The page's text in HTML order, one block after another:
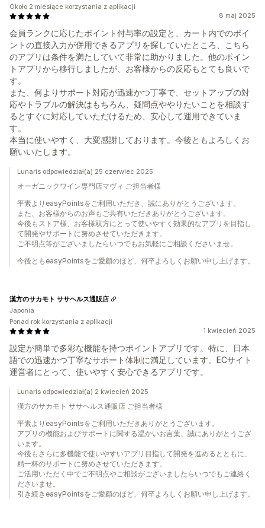
8 maj 2025
会員ランクに応じたポイント付与率の設定と、カート内でのポイ
ントの直接入力が併用できるアプリを探していたところ、こちら
のアプリは条件を満たしていて非常に助かりました。他のポイン
トアプリから移行しましたが、お客様からの反応もとても良いで
す。
また、何よりサポート対応が迅速かつ丁寧で、セットアップの対
応やトラブルの解決はもちろん、疑問点ややりたいことを相談す
るとすぐに対応していただけるため、安心して運用できていま
す。
本当に使いやすく、大変感謝しております。今後ともよろしくお
願いいたします。
Około 2 miesiące korzystania z aplikacji
Lunaris odpowiedział(a) 25 czerwiec 2025
オーガニックワイン専門店マヴィ ご担当者様
平素よりeasyPointsをご利用いただき、誠にありがとうございます。
また、お客様からのお声もご共有いただきありがとうございます。
今後もストア様、お客様双方にとって使いやすく効果的なアプリを目指し
て開発やサポートに努めさせていただきます。
ご不明点等がございましたらいつでもお気軽にご相談くださいませ。
今後ともeasyPointsをご愛顧のほど、何卒よろしくお願い申し上げます。
1 kwiecień 2025
設定が簡単で多彩な機能を持つポイントアプリです。特に、日本
語での迅速かつ丁寧なサポート体制に満足しています。ECサイト
運営者にとって、使いやすく安心できるアプリです。
漢方のサカモト ササヘルス通販店
Japonia
Ponad rok korzystania z aplikacji
Lunaris odpowiedział(a) 2 kwiecień 2025
漢方のサカモト ササヘルス通販店 ご担当者様
平素よりeasyPointsをご利用いただきありがとうございます。
アプリの機能およびサポートに関する温かいお言葉、誠にありがとうござ
います。
今後もさらに多機能で使いやすいアプリ目指して開発を進めるとともに、
精一杯のサポートに努めさせていただきます。
ご活用いただく中でご不明点やご相談がございましたらいつでもご連絡く
ださいませ。
引き続きeasyPointsをご愛顧のほど、何卒よろしくお願い申し上げます。